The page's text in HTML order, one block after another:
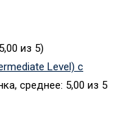
из 5)
Level) с